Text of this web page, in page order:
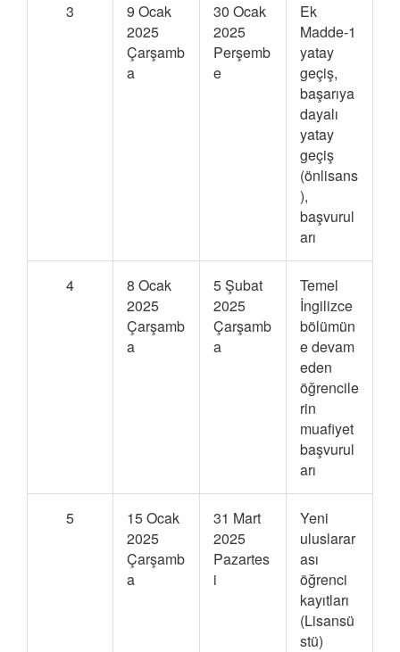
3
9 Ocak
2025
Çarşamb
a
30 Ocak
2025
Perşemb
e
Ek
Madde-1
yatay
geçiş,
başarıya
dayalı
yatay
geçiş
(önlisans
),
başvurul
arı
4
8 Ocak
2025
Çarşamb
a
5 Şubat
2025
Çarşamb
a
Temel
İngilizce
bölümün
e devam
eden
öğrencile
rin
muafiyet
başvurul
arı
5
15 Ocak
2025
Çarşamb
a
31 Mart
2025
Pazartes
i
Yeni
uluslarar
ası
öğrenci
kayıtları
(Lisansü
stü)